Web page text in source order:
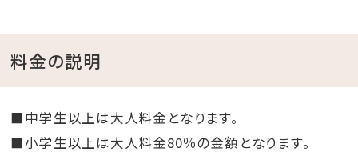
料金の説明
■中学生以上は大人料金となります。
■小学生以上は大人料金80％の金額となります。